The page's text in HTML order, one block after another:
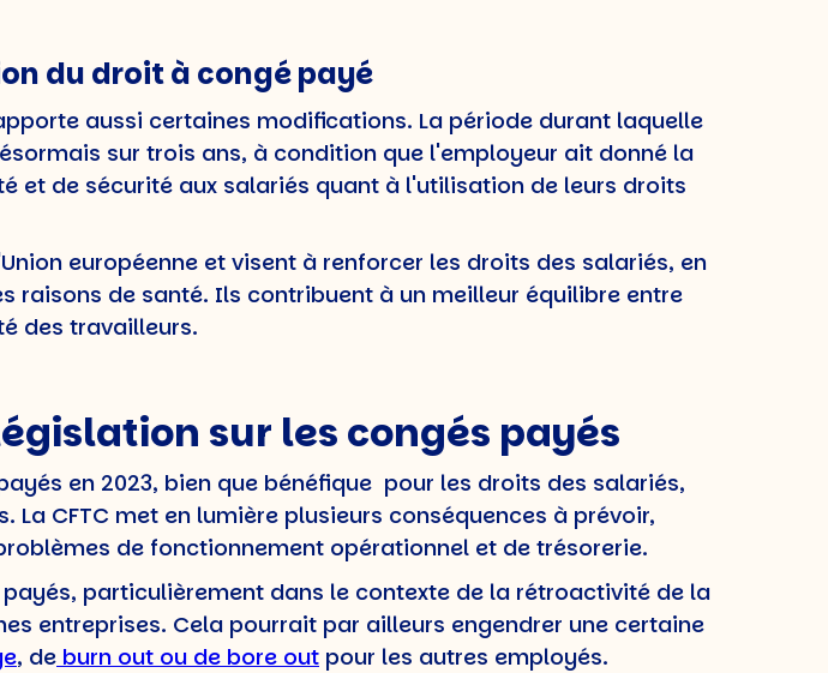
du droit à congé payé
aussi certaines modifications. La période durant laquelle
sur trois ans, à condition que l'employeur ait donné la
et de sécurité aux salariés quant à l'utilisation de leurs droits
européenne et visent à renforcer les droits des salariés, en
de santé. Ils contribuent à un meilleur équilibre entre
des travailleurs.
sur les congés payés
en 2023, bien que bénéfique pour les droits des salariés,
CFTC met en lumière plusieurs conséquences à prévoir,
de fonctionnement opérationnel et de trésorerie.
particulièrement dans le contexte de la rétroactivité de la
entreprises. Cela pourrait par ailleurs engendrer une certaine
, de burn out ou de bore out pour les autres employés.